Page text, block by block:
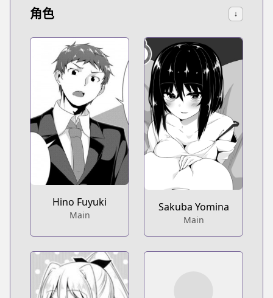
角色 ↓
Hino Fuyuki
Main
Sakuba Yomina
Main